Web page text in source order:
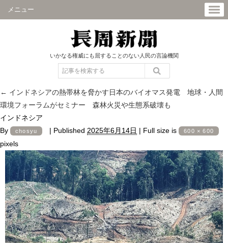
メニュー
いかなる権威にも屈することのない人民の言論機関
← インドネシアの熱帯林を脅かす日本のバイオマス発電 地球・人間
環境フォーラムがセミナー 森林火災や生態系破壊も
インドネシア
By
chosyu | Published 2025年6月14日 | Full size is 600 × 600
pixels